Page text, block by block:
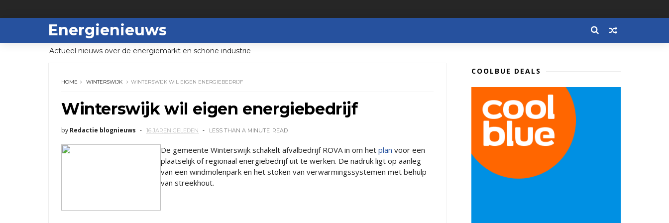
Energienieuws
Actueel nieuws over de energiemarkt en schone industrie
HOME WINTERSWIJK WINTERSWIJK WIL EIGEN ENERGIEBEDRIJF
Winterswijk wil eigen energiebedrijf
by Redactie blognieuws 16 JAREN GELEDEN LESS THAN A MINUTE READ
De gemeente Winterswijk schakelt afvalbedrijf ROVA in om het plan voor een
plaatselijk of regionaal energiebedrijf uit te werken. De nadruk ligt op aanleg
van een windmolenpark en het stoken van verwarmingssystemen met behulp
van streekhout.
COOLBUE DEALS